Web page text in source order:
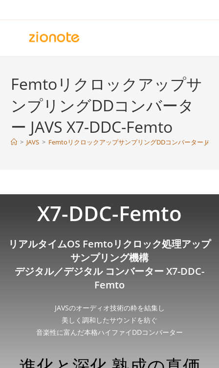
ン
ツ
Femtoリクロックアップサ
ンプリングDDコンバータ
ー JAVS X7-DDC-Femto
> JAVS > FemtoリクロックアップサンプリングDDコンバーター
X7-DDC-Femto
リアルタイムOS Femtoリクロック処理アップ
サンプリング機構
デジタル／デジタル コンバーター X7-DDC-
Femto
JAVSのオーディオ技術の粋を結集し
美しく調和したサウンドを紡ぐ
音楽性に富んだ本格ハイファイDDコンバーター